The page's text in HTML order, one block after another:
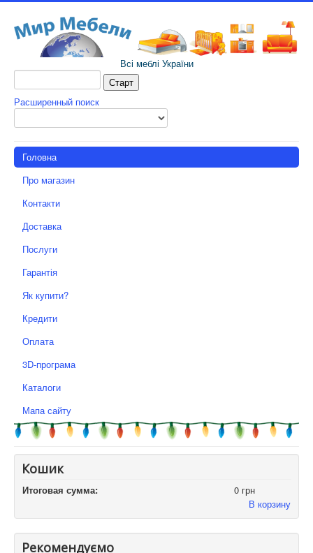
Всі меблі України
Расширенный поиск
Головна
Про магазин
Контакти
Доставка
Послуги
Гарантія
Як купити?
Кредити
Оплата
3D-програма
Каталоги
Мапа сайту
Кошик
Итоговая сумма:
0 грн
В корзину
Рекомендуємо